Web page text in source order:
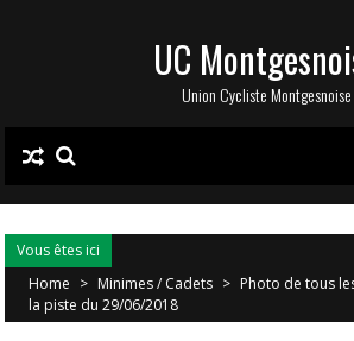
UC
Union Cycliste Montgesnoise
Vous êtes ici
Home > Minimes / Cadets > Photo de tous
la piste du 29/06/2018